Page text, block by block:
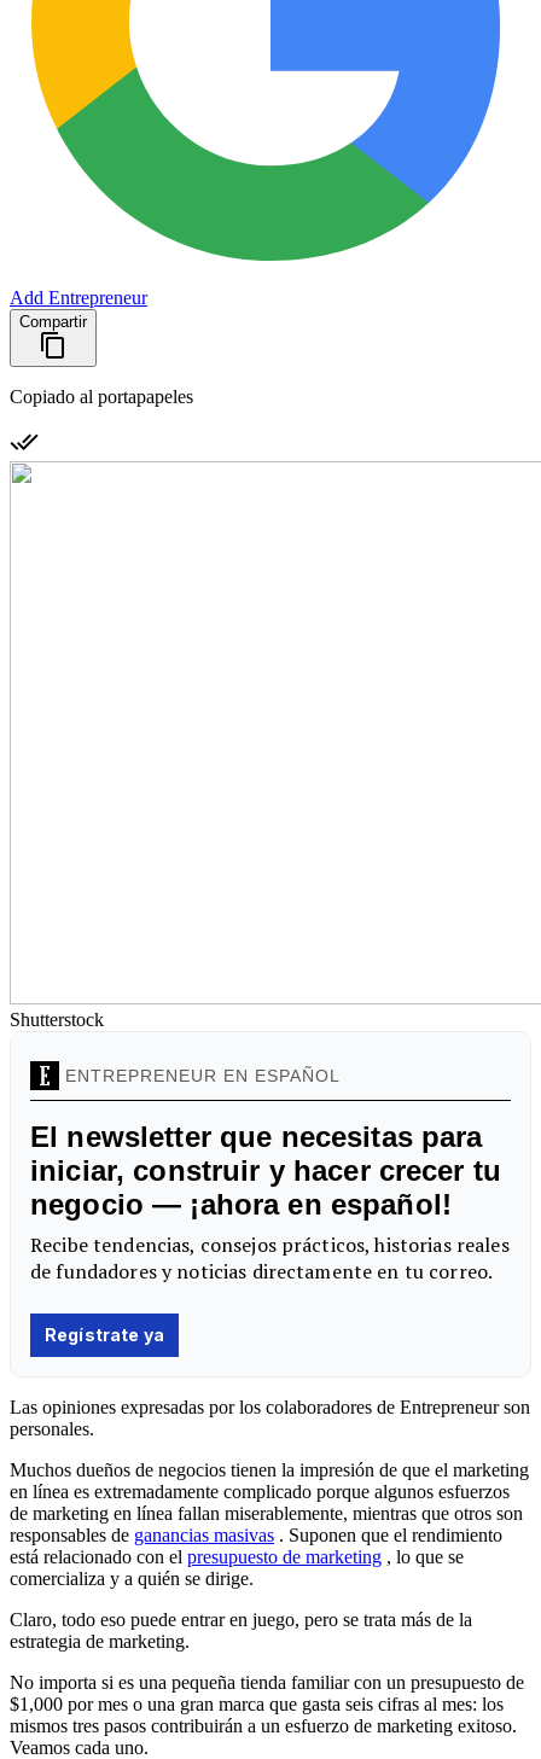
Add Entrepreneur
Compartir
Copiado al portapapeles
Shutterstock
Las opiniones expresadas por los colaboradores de Entrepreneur son
personales.
Muchos dueños de negocios tienen la impresión de que el marketing
en línea es extremadamente complicado porque algunos esfuerzos
de marketing en línea fallan miserablemente, mientras que otros son
responsables de ganancias masivas . Suponen que el rendimiento
está relacionado con el presupuesto de marketing , lo que se
comercializa y a quién se dirige.
Claro, todo eso puede entrar en juego, pero se trata más de la
estrategia de marketing.
No importa si es una pequeña tienda familiar con un presupuesto de
$1,000 por mes o una gran marca que gasta seis cifras al mes: los
mismos tres pasos contribuirán a un esfuerzo de marketing exitoso.
Veamos cada uno.